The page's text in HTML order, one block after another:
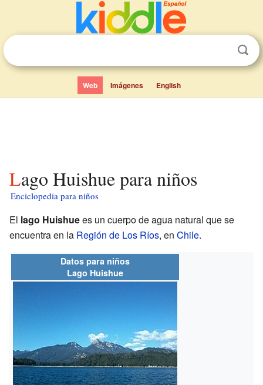
Web Imágenes English
Lago Huishue para niños
Enciclopedia para niños
El lago Huishuees un cuerpo de agua natural que se
encuentra en la Región de Los Ríos, en Chile.
Datos para niños
Lago Huishue